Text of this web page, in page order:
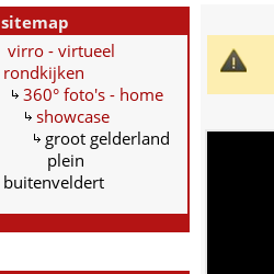
sitemap
virro - virtueel
rondkijken
360° foto's - home
showcase
groot gelderland
plein
buitenveldert